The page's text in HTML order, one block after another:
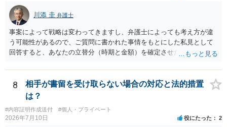
身元の特定、返金の理屈があると判断できるのであれば、まずは交渉
からスタートすることになるでしょう。 ご理解のとおり、詐欺である
ことの立証は簡単ではありません。 刑事事件化が出来るのであれば、
返金交渉で有利になる可能性がありますが、民事上の詐欺の立証以上
に難しいところがあります。 こちらについては、一度、最寄りの警察
署に被害相談をするようにしてください。 具体的な見通しに関して
川添 圭 弁護士
事案によって戦略は変わってきますし、弁護士によっても考え方が違
う可能性があるので、ご質問に書かれた事情をもとにした私見として
回答すると、あなたの立替分（時期と金額）を確定させた上で、淡々
と、もし異議申立てがなされる可能性が高そうであれば時間の浪費
（通常訴訟へ移行する日数分空転する）になりますし、支払督促及び
その異議後の通常訴訟は相手方の住所地が管轄裁判所になるため（特
に相手方が遠方である場合は）対応が面倒な場合があるからです。相
手方の主張については、和解で減額を考慮すればよいと思います。 な
お、残念ながら、「連絡も返ってこず、返済の目処も立たずで精神的
8
相手が書留を受け取らない場合の対応と法的措置
は？
#内容証明作成送付 #個人・プライベート
2026年7月10日 役にたった 2